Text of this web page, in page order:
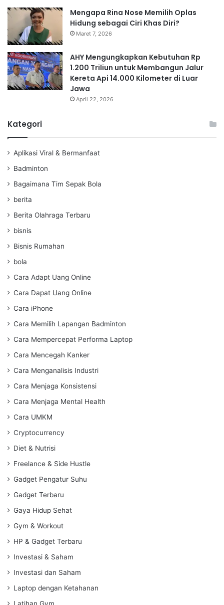
Mengapa Rina Nose Memilih Oplas
Hidung sebagai Ciri Khas Diri?
Maret 7, 2026
AHY Mengungkapkan Kebutuhan Rp
1.200 Triliun untuk Membangun Jalur
Kereta Api 14.000 Kilometer di Luar
Jawa
April 22, 2026
Kategori
Aplikasi Viral & Bermanfaat
Badminton
Bagaimana Tim Sepak Bola
berita
Berita Olahraga Terbaru
bisnis
Bisnis Rumahan
bola
Cara Adapt Uang Online
Cara Dapat Uang Online
Cara iPhone
Cara Memilih Lapangan Badminton
Cara Mempercepat Performa Laptop
Cara Mencegah Kanker
Cara Menganalisis Industri
Cara Menjaga Konsistensi
Cara Menjaga Mental Health
Cara UMKM
Cryptocurrency
Diet & Nutrisi
Freelance & Side Hustle
Gadget Pengatur Suhu
Gadget Terbaru
Gaya Hidup Sehat
Gym & Workout
HP & Gadget Terbaru
Investasi & Saham
Investasi dan Saham
Laptop dengan Ketahanan